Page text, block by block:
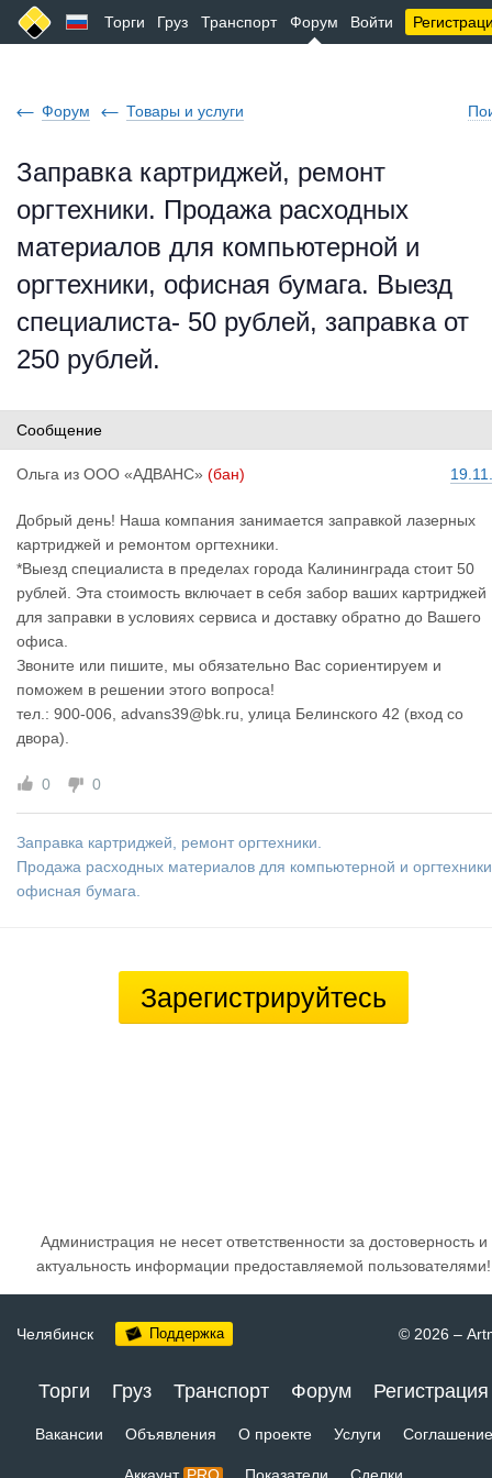
Торги Груз Транспорт Форум Войти
Форум Товары и услуги
Заправка картриджей, ремонт
оргтехники. Продажа расходных
материалов для компьютерной и
оргтехники, офисная бумага. Выезд
специалиста- 50 рублей, заправка от
250 рублей.
Сообщение
Ольга из ООО «АДВАНС» (бан)
Добрый день! Наша компания занимается заправкой лазерных
картриджей и ремонтом оргтехники.
*Выезд специалиста в пределах города Калининграда стоит 50
рублей. Эта стоимость включает в себя забор ваших картриджей
для заправки в условиях сервиса и доставку обратно до Вашего
офиса.
Звоните или пишите, мы обязательно Вас сориентируем и
поможем в решении этого вопроса!
тел.: 900-006, advans39@bk.ru, улица Белинского 42 (вход со
двора).
0 0
Заправка картриджей, ремонт оргтехники.
Продажа расходных материалов для компьютерной и
офисная бумага.
Зарегистрируйтесь
Администрация не несет ответственности за достоверность и
актуальность информации предоставляемой пользователями!
Челябинск Поддержка © 2026 –
Торги Груз Транспорт Форум Регистрация
Вакансии Объявления О проекте Услуги Соглашение